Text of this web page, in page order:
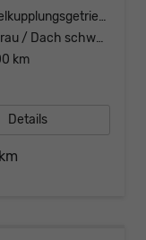
Doppelkupplungsgetriebe (DSG)
acatgrau / Dach schwarz
km
Details